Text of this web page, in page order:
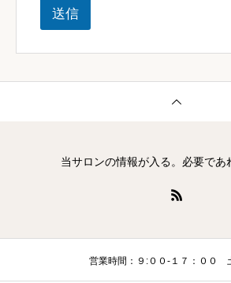
ョ
ン
送信
当サロンの情報が入る。必要であ
営業時間：９:００-１７：００